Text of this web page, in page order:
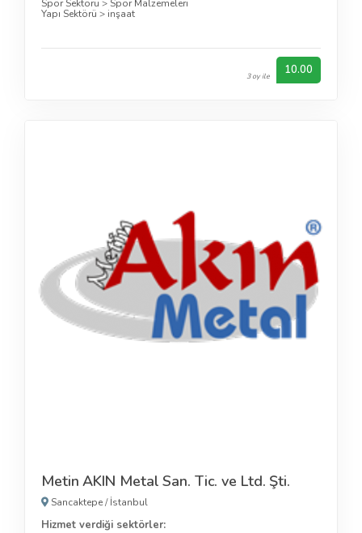
Spor Sektörü > Spor Malzemeleri
Yapı Sektörü > inşaat
3 oy ile 10.00
Metin AKIN Metal San. Tic. ve Ltd. Şti.
Sancaktepe/İstanbul
Hizmet verdiği sektörler: